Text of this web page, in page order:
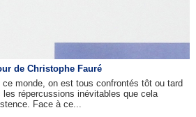
de Christophe Fauré
monde, on est tous confrontés tôt ou tard
répercussions inévitables que cela
Face à ce...